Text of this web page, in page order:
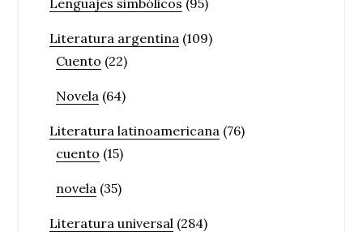
Literatura argentina (109)
Cuento (22)
Novela (64)
Literatura latinoamericana (76)
cuento (15)
novela (35)
Literatura universal (284)